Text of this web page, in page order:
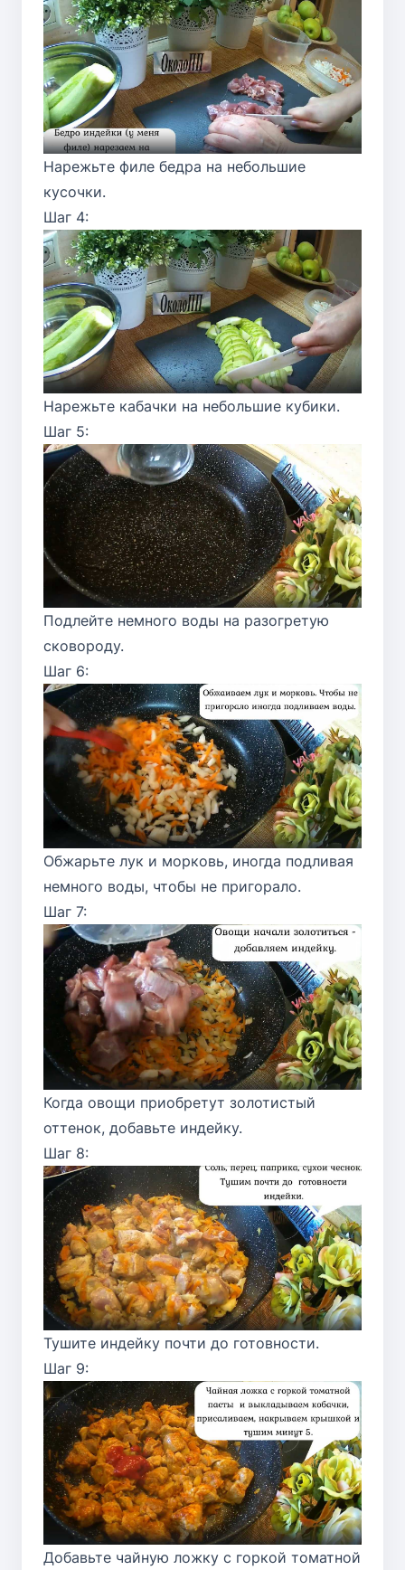
Нарежьте филе бедра на небольшие
кусочки.
Шаг 4:
Нарежьте кабачки на небольшие кубики.
Шаг 5:
Подлейте немного воды на разогретую
сковороду.
Шаг 6:
Обжарьте лук и морковь, иногда подливая
немного воды, чтобы не пригорало.
Шаг 7:
Когда овощи приобретут золотистый
оттенок, добавьте индейку.
Шаг 8:
Тушите индейку почти до готовности.
Шаг 9:
Добавьте чайную ложку с горкой томатной